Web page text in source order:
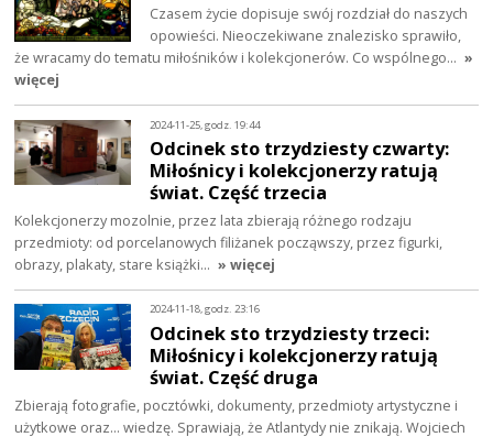
Czasem życie dopisuje swój rozdział do naszych
opowieści. Nieoczekiwane znalezisko sprawiło,
że wracamy do tematu miłośników i kolekcjonerów. Co wspólnego… »
więcej
2024-11-25, godz. 19:44
Odcinek sto trzydziesty czwarty:
Miłośnicy i kolekcjonerzy ratują
świat. Część trzecia
Kolekcjonerzy mozolnie, przez lata zbierają różnego rodzaju
przedmioty: od porcelanowych filiżanek począwszy, przez figurki,
obrazy, plakaty, stare książki… » więcej
2024-11-18, godz. 23:16
Odcinek sto trzydziesty trzeci:
Miłośnicy i kolekcjonerzy ratują
świat. Część druga
Zbierają fotografie, pocztówki, dokumenty, przedmioty artystyczne i
użytkowe oraz... wiedzę. Sprawiają, że Atlantydy nie znikają. Wojciech